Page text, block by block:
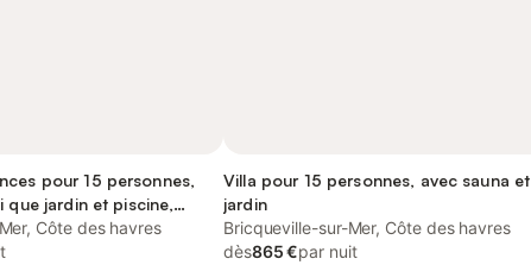
pour 15 personnes,
que jardin et piscine,
Côte des havres
Villa pour 15 personnes, avec sauna et
jardin
Bricqueville-sur-Mer, Côte des havres
dès865 €par nuit